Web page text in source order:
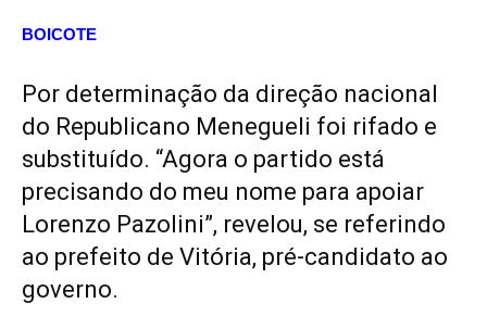
BOICOTE
Por determinação da direção nacional
do Republicano Menegueli foi rifado e
substituído. “Agora o partido está
precisando do meu nome para apoiar
Lorenzo Pazolini”, revelou, se referindo
ao prefeito de Vitória, pré-candidato ao
governo.